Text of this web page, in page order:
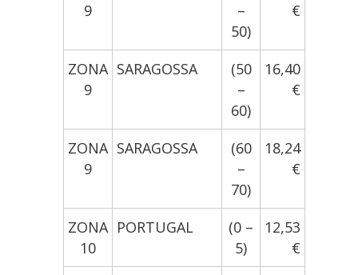
9
–
50)
€
ZONA
9
SARAGOSSA
(50
–
60)
16,40
€
ZONA
9
SARAGOSSA
(60
–
70)
18,24
€
ZONA
10
PORTUGAL
(0 –
5)
12,53
€